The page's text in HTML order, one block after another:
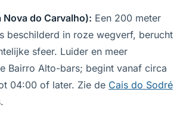
Nova do Carvalho): Een 200 meter
beschilderd in roze wegverf, berucht
sfeer. Luider en meer
Bairro Alto-bars; begint vanaf circa
04:00 of later. Zie de Cais do Sodré